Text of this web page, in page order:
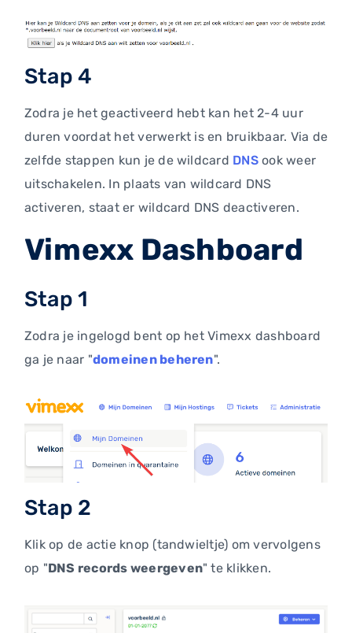
Stap 4
Zodra je het geactiveerd hebt kan het 2-4 uur
duren voordat het verwerkt is en bruikbaar. Via de
zelfde stappen kun je de wildcard DNSook weer
uitschakelen. In plaats van wildcard DNS
activeren, staat er wildcard DNS deactiveren.
Vimexx Dashboard
Stap 1
Zodra je ingelogd bent op het Vimexx dashboard
ga je naar "domeinen beheren".
Stap 2
Klik op de actie knop (tandwieltje) om vervolgens
op "DNS records weergeven" te klikken.